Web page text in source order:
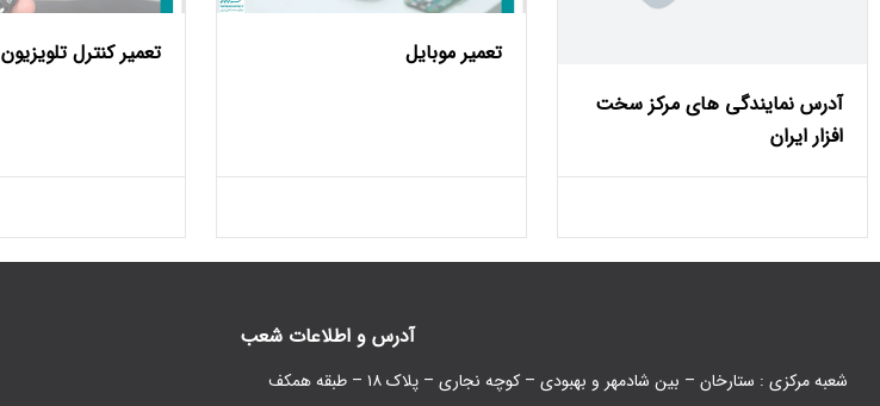
آدرس نمایندگی های مرکز سخت
افزار ایران
تعمیر موبایل تعمیر کنترل تلویزیون
آدرس و اطلاعات شعب
شعبه مرکزی : ستارخان – بین شادمهر و بهبودی – کوچه نجاری – پلاک ۱۸ – طبقه همکف